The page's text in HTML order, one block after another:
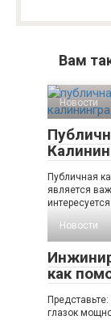
Вам
Новости
Публичная
является
Новости
как
глазок